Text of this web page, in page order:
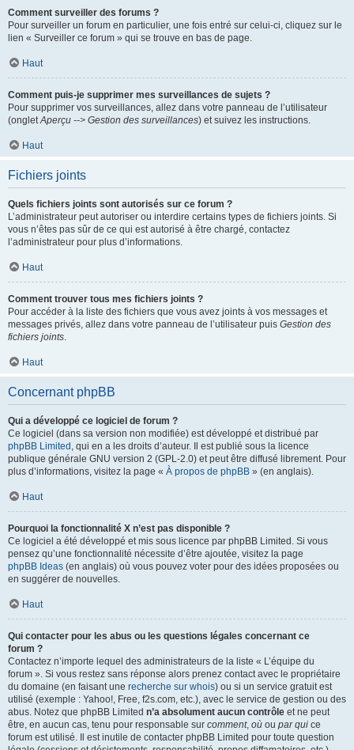
Comment surveiller des forums ?
Pour surveiller un forum en particulier, une fois entré sur celui-ci, cliquez sur le
lien « Surveiller ce forum » qui se trouve en bas de page.
Haut
Comment puis-je supprimer mes surveillances de sujets ?
Pour supprimer vos surveillances, allez dans votre panneau de l’utilisateur
(ongletAperçu --> Gestion des surveillances) et suivez les instructions.
Haut
Fichiers joints
Quels fichiers joints sont autorisés sur ce forum ?
L’administrateur peut autoriser ou interdire certains types de fichiers joints. Si
vous n’êtes pas sûr de ce qui est autorisé à être chargé, contactez
l’administrateur pour plus d’informations.
Haut
Comment trouver tous mes fichiers joints ?
Pour accéder à la liste des fichiers que vous avez joints à vos messages et
messages privés, allez dans votre panneau de l’utilisateur puis Gestion des
fichiers joints.
Haut
Concernant phpBB
Qui a développé ce logiciel de forum ?
Ce logiciel (dans sa version non modifiée) est développé et distribué par
phpBB Limited , qui en a les droits d’auteur. Il est publié sous la licence
publique générale GNU version 2 (GPL-2.0) et peut être diffusé librement. Pour
plus d’informations, visitez la page « À propos de phpBB » (en anglais).
Haut
Pourquoi la fonctionnalité X n’est pas disponible ?
Ce logiciel a été développé et mis sous licence par phpBB Limited. Si vous
pensez qu’une fonctionnalité nécessite d’être ajoutée, visitez la page
phpBB Ideas (en anglais) où vous pouvez voter pour des idées proposées ou
en suggérer de nouvelles.
Haut
Qui contacter pour les abus ou les questions légales concernant ce
forum ?
Contactez n’importe lequel des administrateurs de la liste « L’équipe du
forum ». Si vous restez sans réponse alors prenez contact avec le propriétaire
du domaine (en faisant une recherche sur whois) ou si un service gratuit est
utilisé (exemple : Yahoo!, Free, f2s.com, etc.), avec le service de gestion ou des
abus. Notez que phpBB Limited n’a absolument aucun contrôle et ne peut
être, en aucun cas, tenu pour responsable sur comment, où ou par qui ce
forum est utilisé. Il est inutile de contacter phpBB Limited pour toute question